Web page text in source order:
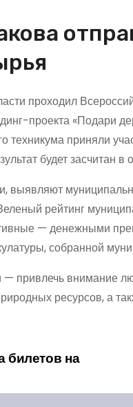
проходил
проекта «Подари
техникума приняли
будет засчитан
выявляют
рейтинг
— денежными
собранной
привлечь внимание
ресурсов, а
билетов на